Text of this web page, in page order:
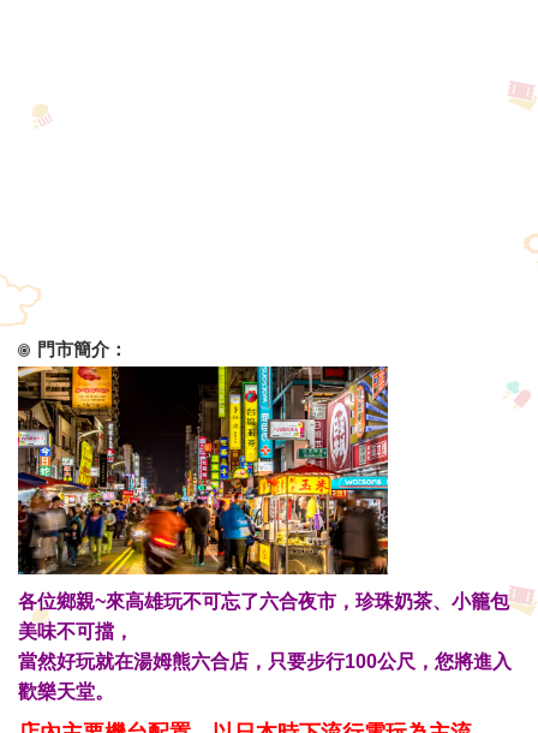
門市簡介：
各位鄉親~來高雄玩不可忘了六合夜市，珍珠奶茶、小籠包
美味不可擋，
當然好玩就在湯姆熊六合店，只要步行100公尺，您將進入
歡樂天堂。